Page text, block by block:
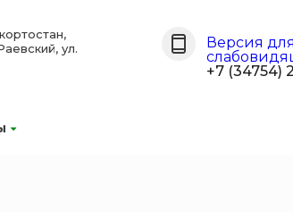
ул.
Версия для
+7 (34754)